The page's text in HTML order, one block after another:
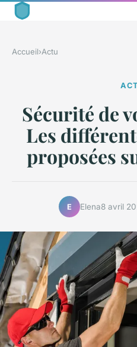
Accueil›Actu
Sécurité de
Les
proposées
E Elena8 avril